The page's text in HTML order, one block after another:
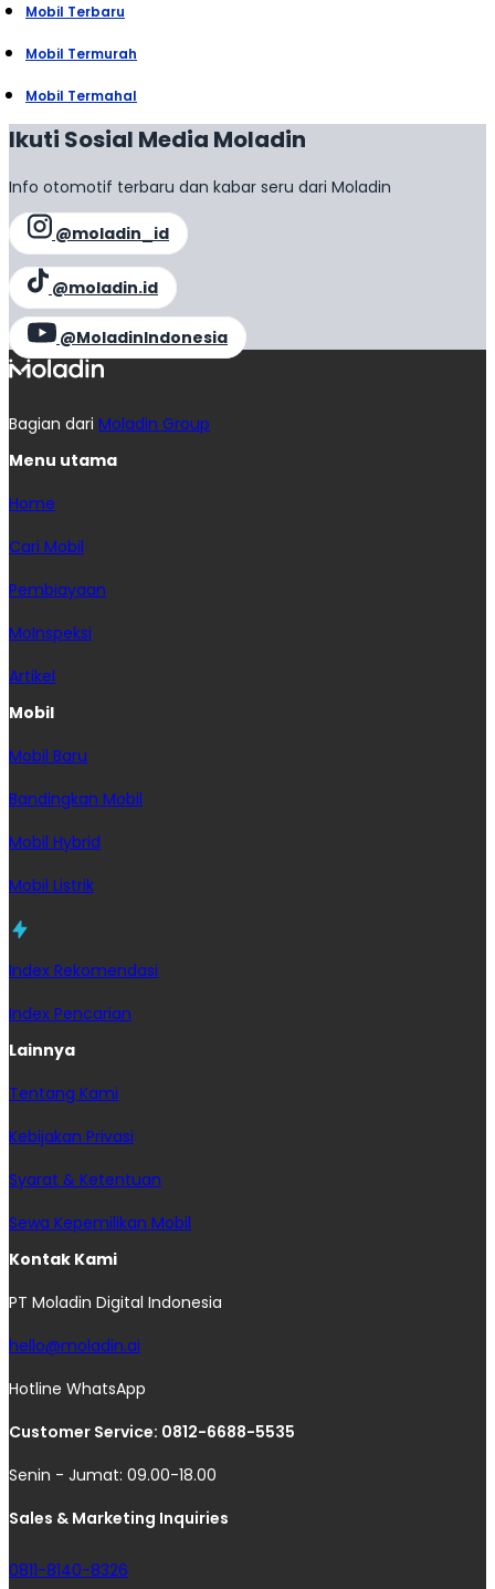
Mobil Terbaru
Mobil Termurah
Mobil Termahal
Ikuti Sosial Media Moladin
Info otomotif terbaru dan kabar seru dari Moladin
@moladin_id
@moladin.id
@MoladinIndonesia
Bagian dari Moladin Group
Menu utama
Home
Cari Mobil
Pembiayaan
MoInspeksi
Artikel
Mobil
Mobil Baru
Bandingkan Mobil
Mobil Hybrid
Mobil Listrik
Index Rekomendasi
Index Pencarian
Lainnya
Tentang Kami
Kebijakan Privasi
Syarat & Ketentuan
Sewa Kepemilikan Mobil
Kontak Kami
PT Moladin Digital Indonesia
hello@moladin.ai
Hotline WhatsApp
Customer Service: 0812-6688-5535
Senin - Jumat: 09.00-18.00
Sales & Marketing Inquiries
0811-8140-8326